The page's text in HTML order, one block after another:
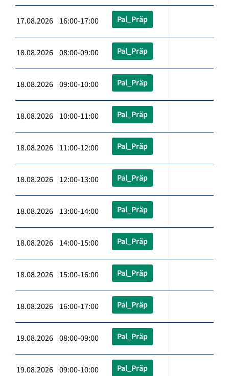
17.08.2026 16:00-17:00 Pal_Präp
18.08.2026 08:00-09:00 Pal_Präp
18.08.2026 09:00-10:00 Pal_Präp
18.08.2026 10:00-11:00 Pal_Präp
18.08.2026 11:00-12:00 Pal_Präp
18.08.2026 12:00-13:00 Pal_Präp
18.08.2026 13:00-14:00 Pal_Präp
18.08.2026 14:00-15:00 Pal_Präp
18.08.2026 15:00-16:00 Pal_Präp
18.08.2026 16:00-17:00 Pal_Präp
19.08.2026 08:00-09:00 Pal_Präp
19.08.2026 09:00-10:00 Pal_Präp